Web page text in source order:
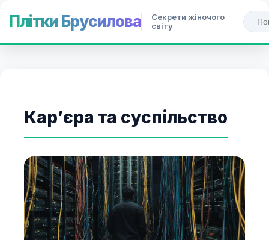
Плітки Брусилова
Секрети жіночого
світу
Кар’єра та суспільство